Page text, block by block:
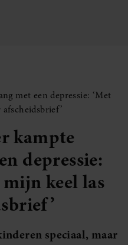
met een depressie: ‘Met
kampte
depressie:
keel las
speciaal, maar